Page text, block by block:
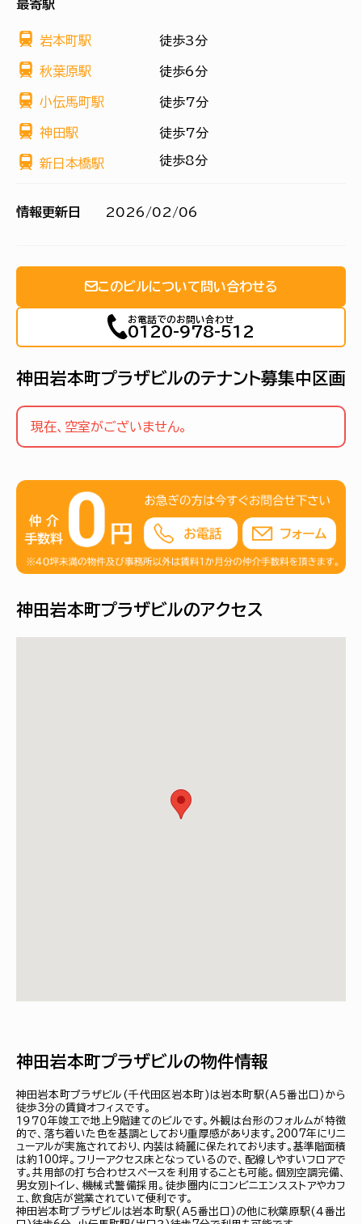
最寄駅
岩本町駅 徒歩3分
秋葉原駅 徒歩6分
小伝馬町駅 徒歩7分
神田駅 徒歩7分
新日本橋駅 徒歩8分
情報更新日 2026/02/06
このビルについて問い合わせる
お電話でのお問い合わせ
0120-978-512
神田岩本町プラザビルのテナント募集中区画
現在、空室がございません。
神田岩本町プラザビルのアクセス
神田岩本町プラザビルの物件情報
神田岩本町プラザビル(千代田区岩本町)は岩本町駅(Ａ５番出口)から
徒歩3分の賃貸オフィスです。
１９７０年竣工で地上9階建てのビルです。外観は台形のフォルムが特徴
的で、落ち着いた色を基調としており重厚感があります。2007年にリニ
ューアルが実施されており、内装は綺麗に保たれております。基準階面積
は約100坪。フリーアクセス床となっているので、配線しやすいフロアで
す。共用部の打ち合わせスペースを利用することも可能。個別空調完備、
男女別トイレ、機械式警備採用。徒歩圏内にコンビニエンスストアやカフ
ェ、飲食店が営業されていて便利です。
神田岩本町プラザビルは岩本町駅(Ａ５番出口)の他に秋葉原駅(４番出